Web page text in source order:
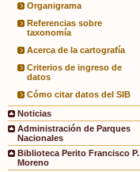
Organigrama
Referencias sobre
taxonomía
Acerca de la cartografía
Criterios de ingreso de
datos
Cómo citar datos del SIB
Noticias
Administración de Parques
Nacionales
Biblioteca Perito Francisco P.
Moreno